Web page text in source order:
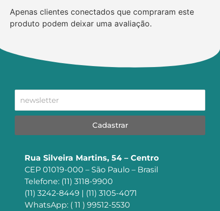
Apenas clientes conectados que compraram este
produto podem deixar uma avaliação.
Cadastrar
Rua Silveira Martins, 54 – Centro
CEP 01019-000 – São Paulo – Brasil
Telefone: (11) 3118-9900
(11) 3242-8449 | (11) 3105-4071
WhatsApp: ( 11 ) 99512-5530